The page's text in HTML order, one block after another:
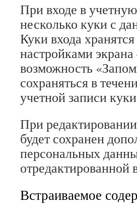
При входе в
несколько куки с
Куки входа
настройками
возможность
сохраняться в
учетной записи
При
будет сохранен
персональных
отредактированной
Встраиваемое